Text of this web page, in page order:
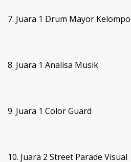
7. Juara 1 Drum Mayor
8. Juara 1 Analisa Musik
9. Juara 1 Color Guard
10. Juara 2 Street Parade Visual